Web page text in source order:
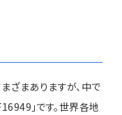
ざまありますが、中で
」です。世界各地